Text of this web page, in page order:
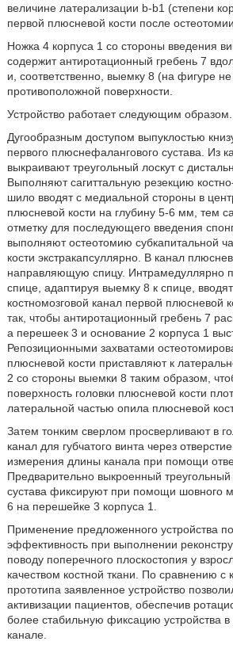
величине латерализации b-b1 (степени
первой плюсневой кости после
Ножка 4 корпуса 1 со стороны введения
содержит антиротационный гребень 7
и, соответственно, выемку 8 (на фигуре
противоположной поверхности.
Устройство работает следующим образом.
Дугообразным доступом выпуклостью
первого плюснефалангового сустава. Из
выкраивают треугольный лоскут с
Выполняют сагиттальную резекцию
шило вводят с медиальной стороны в
плюсневой кости на глубину 5-6 мм, тем
отметку для последующего введения
выполняют остеотомию субкапитальной
кости экстракапсуллярно. В канал
направляющую спицу. Интрамедуллярно
спице, адаптируя выемку 8 к спице,
костномозговой канал первой плюсневой
так, чтобы антиротационный гребень 7
а перешеек 3 и основание 2 корпуса 1
Репозиционными захватами
плюсневой кости приставляют к
2 со стороны выемки 8 таким образом,
поверхность головки плюсневой кости
латеральной частью опила плюсневой
Затем тонким сверлом просверливают в
канал для губчатого винта через
измерения длины канала при помощи
Предварительно выкроенный треугольный
сустава фиксируют при помощи шовного
6 на перешейке 3 корпуса 1.
Применение предложенного устройства
эффективность при выполнении
поводу поперечного плоскостопия у
качеством костной ткани. По сравнению с
прототипа заявленное устройство
активизации пациентов, обеспечив
более стабильную фиксацию устройства в
канале.